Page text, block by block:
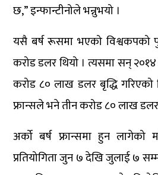
छ,” इन्फान्टीनोले भन्नुभयो ।
यसै बर्ष रूसमा भएको विश्वकपको
करोड डलर थियो । त्यसमा सन् २०१४
करोड ८० लाख डलर बृद्धि गरिएको
फ्रान्सले भने तीन करोड ८० लाख डलर
अर्को बर्ष फ्रान्समा हुन
प्रतियोगिता जुन ७ देखि जुलाई ७